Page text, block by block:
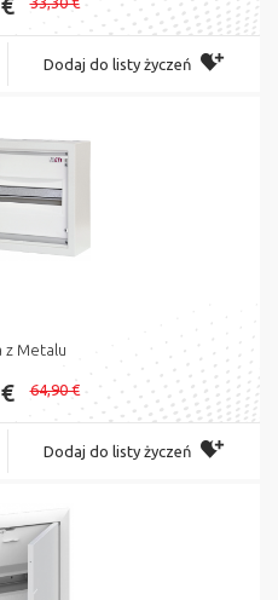
Dodaj do listy życzeń
z Metalu
64,90 €
Dodaj do listy życzeń